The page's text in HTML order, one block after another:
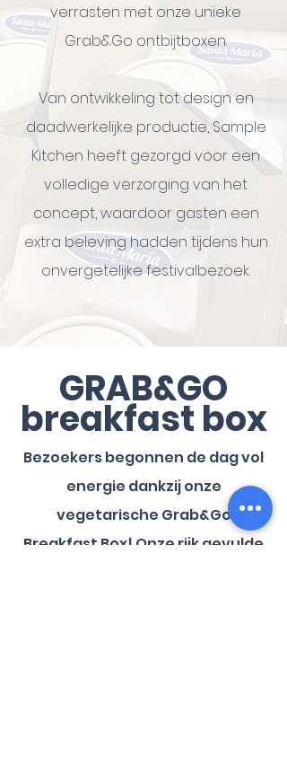
verrasten met onze unieke
Grab&Go ontbijtboxen.
Van ontwikkeling tot design en
daadwerkelijke productie, Sample
Kitchen heeft gezorgd voor een
volledige verzorging van het
concept, waardoor gasten een
extra beleving hadden tijdens hun
onvergetelijke festivalbezoek.
GRAB&GO
breakfast box
Bezoekers begonnen de dag vol
energie dankzij onze
vegetarische Grab&Go
Breakfast Box! Onze rijk gevulde